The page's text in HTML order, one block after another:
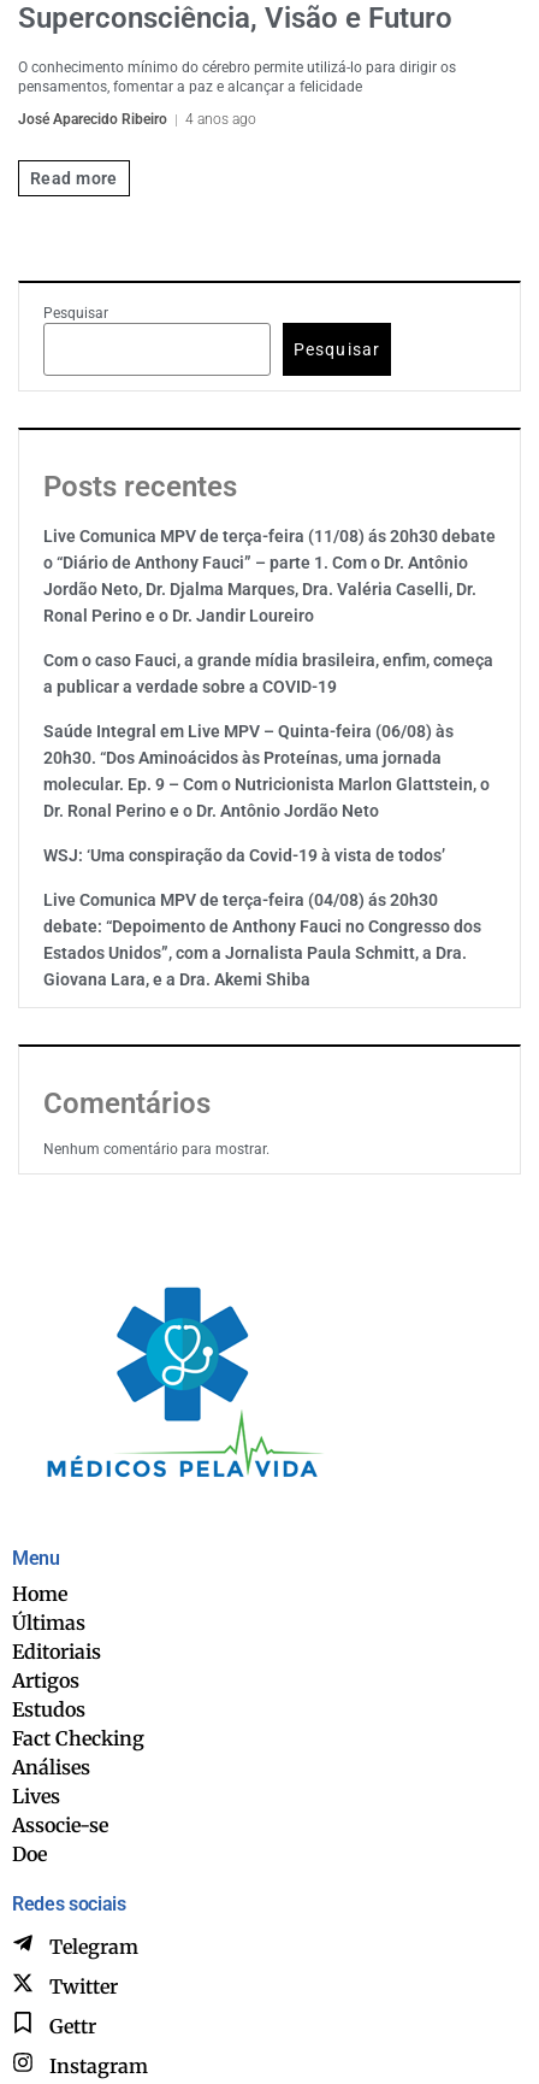
Superconsciência, Visão e Futuro
O conhecimento mínimo do cérebro permite utilizá-lo para dirigir os
pensamentos, fomentar a paz e alcançar a felicidade
José Aparecido Ribeiro
4 anos ago
Read more
Pesquisar
Pesquisar
Posts recentes
Live Comunica MPV de terça-feira (11/08) ás 20h30 debate
o “Diário de Anthony Fauci” – parte 1. Com o Dr. Antônio
Jordão Neto, Dr. Djalma Marques, Dra. Valéria Caselli, Dr.
Ronal Perino e o Dr. Jandir Loureiro
Com o caso Fauci, a grande mídia brasileira, enfim, começa
a publicar a verdade sobre a COVID-19
Saúde Integral em Live MPV – Quinta-feira (06/08) às
20h30. “Dos Aminoácidos às Proteínas, uma jornada
molecular. Ep. 9 – Com o Nutricionista Marlon Glattstein, o
Dr. Ronal Perino e o Dr. Antônio Jordão Neto
WSJ: ‘Uma conspiração da Covid-19 à vista de todos’
Live Comunica MPV de terça-feira (04/08) ás 20h30
debate: “Depoimento de Anthony Fauci no Congresso dos
Estados Unidos”, com a Jornalista Paula Schmitt, a Dra.
Giovana Lara, e a Dra. Akemi Shiba
Comentários
Nenhum comentário para mostrar.
Menu
Home
Últimas
Editoriais
Artigos
Estudos
Fact Checking
Análises
Lives
Associe-se
Doe
Redes sociais
Telegram
Twitter
Gettr
Instagram